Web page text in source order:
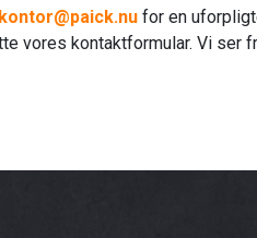
kontor@paick.nu for en
vores kontaktformular. Vi ser